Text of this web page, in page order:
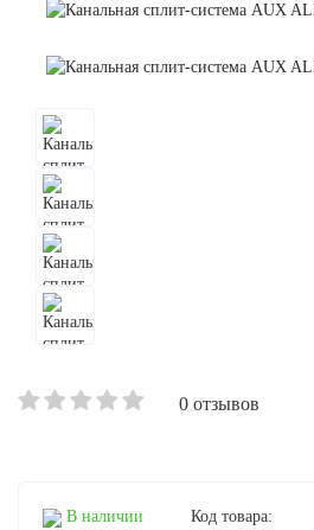
0 отзывов
В наличии Код товара: